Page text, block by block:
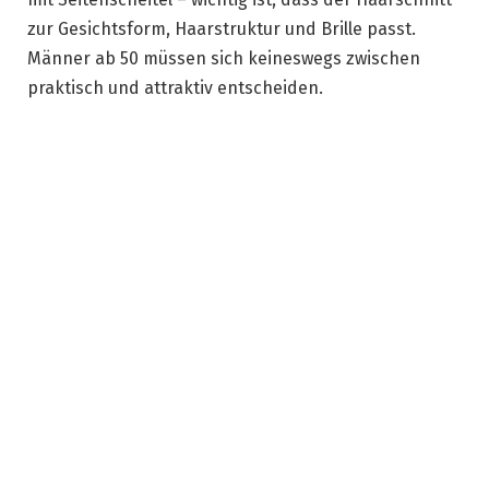
zur Gesichtsform, Haarstruktur und Brille passt.
Männer ab 50 müssen sich keineswegs zwischen
praktisch und attraktiv entscheiden.